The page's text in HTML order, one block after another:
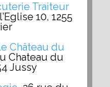
Traiteur
10, 1255
Château du
Chateau du
Jussy